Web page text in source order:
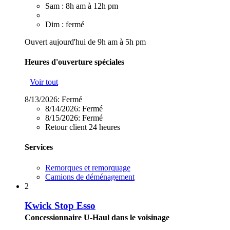
Sam : 8h am à 12h pm
Dim : fermé
Ouvert aujourd'hui de 9h am à 5h pm
Heures d'ouverture spéciales
Voir tout
8/13/2026: Fermé
8/14/2026: Fermé
8/15/2026: Fermé
Retour client 24 heures
Services
Remorques et remorquage
Camions de déménagement
2
Kwick Stop Esso
Concessionnaire U-Haul dans le voisinage